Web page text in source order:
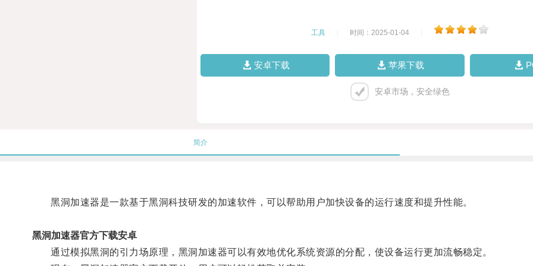
工具 时间：2025-01-04
安卓下载 苹果下载
安卓市场，安全绿色
简介
黑洞加速器是一款基于黑洞科技研发的加速软件，可以帮助用户加快设备的运行速度和提升性能。
黑洞加速器官方下载安卓
通过模拟黑洞的引力场原理，黑洞加速器可以有效地优化系统资源的分配，使设备运行更加流畅稳定。